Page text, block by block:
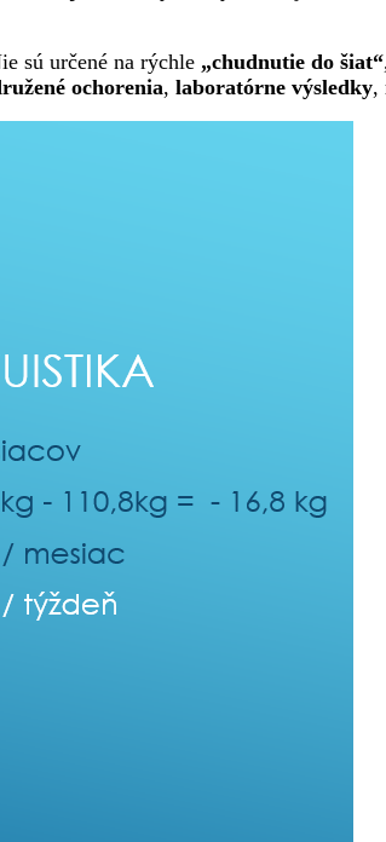
sú určené na rýchle „chudnutie do šiat“
ochorenia, laboratórne výsledky,